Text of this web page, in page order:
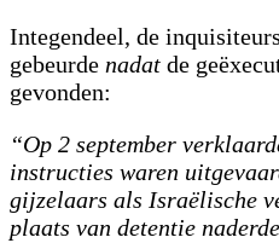
Integendeel, de
gebeurde nadat de
gevonden:
“Op 2 september
instructies waren
gijzelaars als Israëlische
plaats van detentie